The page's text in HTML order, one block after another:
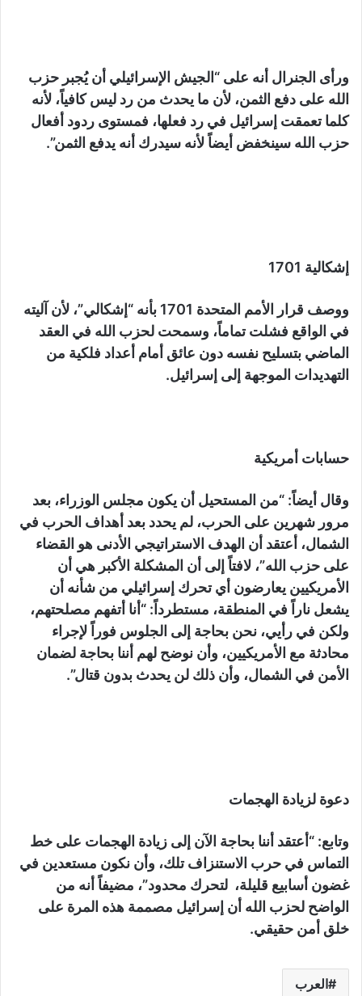
ورأى الجنرال أنه على “الجيش الإسرائيلي أن يُجبر حزب
الله على دفع الثمن، لأن ما يحدث من رد ليس كافياً، لأنه
كلما تعمقت إسرائيل في رد فعلها، فمستوى ردود أفعال
حزب الله سينخفض أيضاً لأنه سيدرك أنه يدفع الثمن”.
إشكالية 1701
ووصف قرار الأمم المتحدة 1701 بأنه “إشكالي”، لأن آليته
في الواقع فشلت تماماً، وسمحت لحزب الله في العقد
الماضي بتسليح نفسه دون عائق أمام أعداد فلكية من
التهديدات الموجهة إلى إسرائيل.
حسابات أمريكية
وقال أيضاً: “من المستحيل أن يكون مجلس الوزراء، بعد
مرور شهرين على الحرب، لم يحدد بعد أهداف الحرب في
الشمال، أعتقد أن الهدف الاستراتيجي الأدنى هو القضاء
على حزب الله”، لافتاً إلى أن المشكلة الأكبر هي أن
الأمريكيين يعارضون أي تحرك إسرائيلي من شأنه أن
يشعل ناراً في المنطقة، مستطرداً: “أنا أتفهم مصلحتهم،
ولكن في رأيي، نحن بحاجة إلى الجلوس فوراً لإجراء
محادثة مع الأمريكيين، وأن نوضح لهم أننا بحاجة لضمان
الأمن في الشمال، وأن ذلك لن يحدث بدون قتال”.
دعوة لزيادة الهجمات
وتابع: “أعتقد أننا بحاجة الآن إلى زيادة الهجمات على خط
التماس في حرب الاستنزاف تلك، وأن نكون مستعدين في
غضون أسابيع قليلة، لتحرك محدود”، مضيفاً أنه من
الواضح لحزب الله أن إسرائيل مصممة هذه المرة على
خلق أمن حقيقي.
العرب